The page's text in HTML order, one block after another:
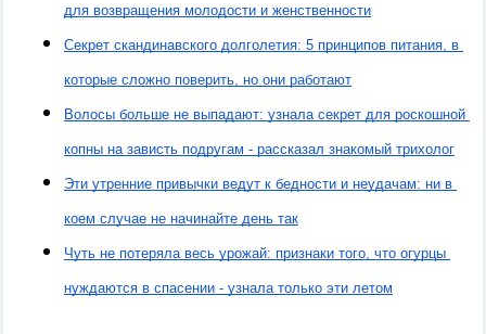
для возвращения молодости и женственности
Секрет скандинавского долголетия: 5 принципов питания, в
которые сложно поверить, но они работают
Волосы больше не выпадают: узнала секрет для роскошной
копны на зависть подругам - рассказал знакомый трихолог
Эти утренние привычки ведут к бедности и неудачам: ни в
коем случае не начинайте день так
Чуть не потеряла весь урожай: признаки того, что огурцы
нуждаются в спасении - узнала только эти летом